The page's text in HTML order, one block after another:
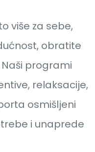
više za sebe,
obratite
programi
relaksacije,
osmišljeni
i unaprede